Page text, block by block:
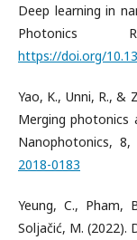
Deep learning in
Photonics
https://doi.org/
Yao, K., Unni, R., &
Merging photonics
Nanophotonics, 8,
2018-0183
Yeung, C., Pham,
Soljačić, M. (2022).